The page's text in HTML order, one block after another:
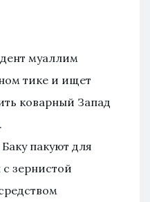
муаллим
тике и ищет
коварный Запад
пакуют для
зернистой